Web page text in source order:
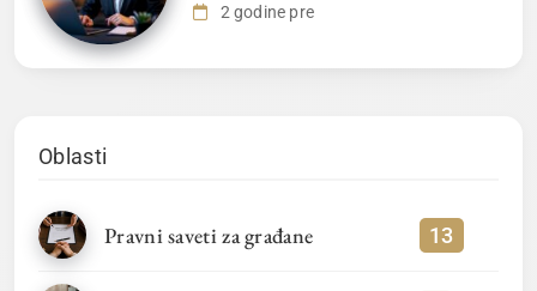
2 godine pre
Oblasti
Pravni saveti za građane 13